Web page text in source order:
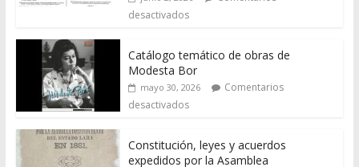
desactivados
Catálogo temático de obras de
Modesta Bor
mayo 30, 2026
Comentarios
desactivados
Constitución, leyes y acuerdos
expedidos por la Asamblea